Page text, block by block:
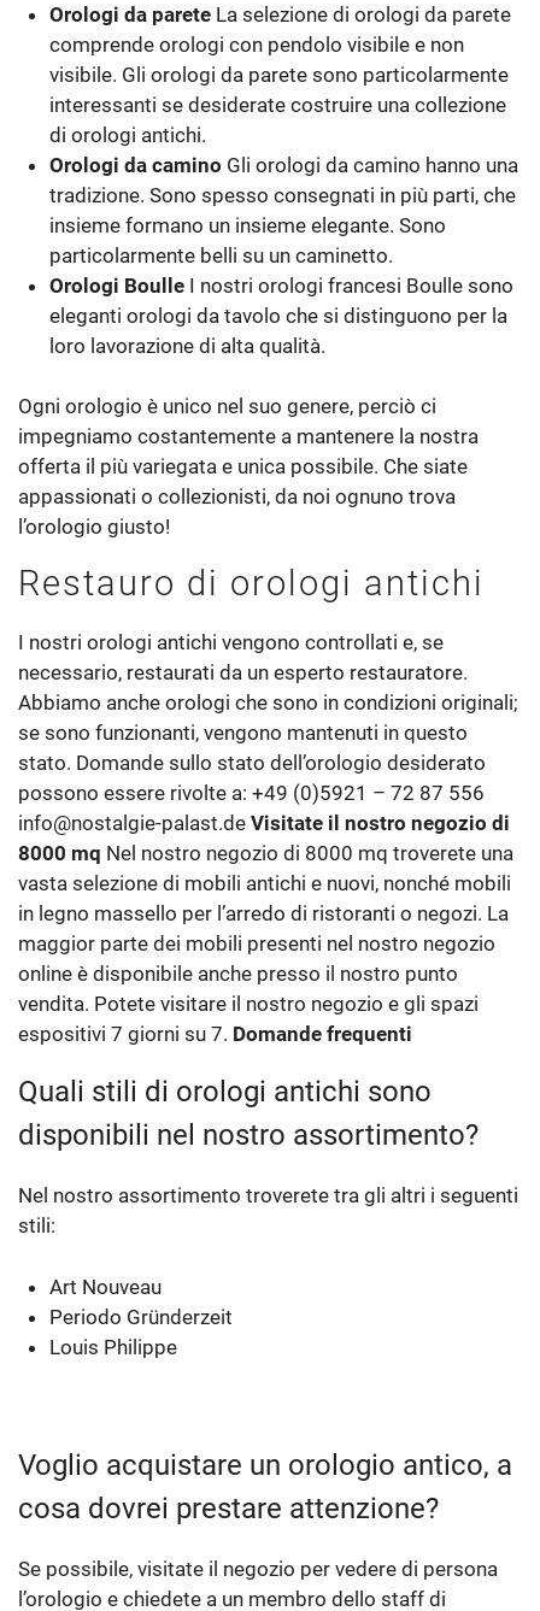
Orologi da pareteLa selezione di orologi da parete
comprende orologi con pendolo visibile e non
visibile. Gli orologi da parete sono particolarmente
interessanti se desiderate costruire una collezione
di orologi antichi.
Orologi da camino Gli orologi da camino hanno una
tradizione. Sono spesso consegnati in più parti, che
insieme formano un insieme elegante. Sono
particolarmente belli su un caminetto.
Orologi BoulleI nostri orologi francesi Boulle sono
eleganti orologi da tavolo che si distinguono per la
loro lavorazione di alta qualità.
Ogni orologio è unico nel suo genere, perciò ci
impegniamo costantemente a mantenere la nostra
offerta il più variegata e unica possibile. Che siate
appassionati o collezionisti, da noi ognuno trova
l’orologio giusto!
Restauro di orologi antichi
I nostri orologi antichi vengono controllati e, se
necessario, restaurati da un esperto restauratore.
Abbiamo anche orologi che sono in condizioni originali;
se sono funzionanti, vengono mantenuti in questo
stato. Domande sullo stato dell’orologio desiderato
possono essere rivolte a: +49 (0)5921 – 72 87 556
info@nostalgie-palast.de Visitate il nostro negozio di
8000 mq Nel nostro negozio di 8000 mq troverete una
vasta selezione di mobili antichi e nuovi, nonché mobili
in legno massello per l’arredo di ristoranti o negozi. La
maggior parte dei mobili presenti nel nostro negozio
online è disponibile anche presso il nostro punto
vendita. Potete visitare il nostro negozio e gli spazi
espositivi 7 giorni su 7. Domande frequenti
Quali stili di orologi antichi sono
disponibili nel nostro assortimento?
Nel nostro assortimento troverete tra gli altri i seguenti
stili:
Art Nouveau
Periodo Gründerzeit
Louis Philippe
Voglio acquistare un orologio antico, a
cosa dovrei prestare attenzione?
Se possibile, visitate il negozio per vedere di persona
l’orologio e chiedete a un membro dello staff di